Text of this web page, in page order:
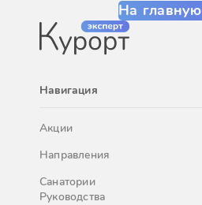
На главную
Навигация
Акции
Направления
Санатории
Руководства